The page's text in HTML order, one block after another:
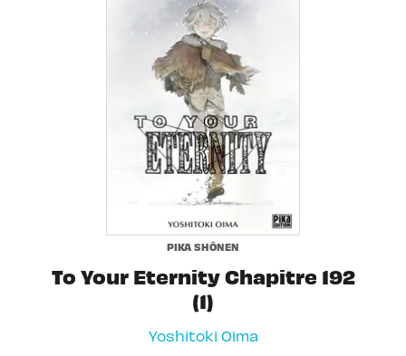
PIKA SHÔNEN
To Your Eternity Chapitre 192
(1)
Yoshitoki Oima